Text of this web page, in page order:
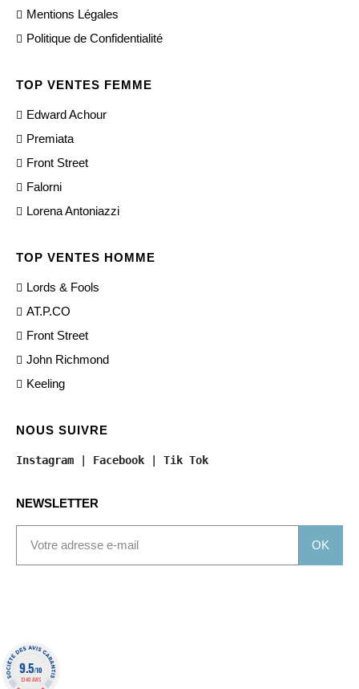
Mentions Légales
Politique de Confidentialité
TOP VENTES FEMME
Edward Achour
Premiata
Front Street
Falorni
Lorena Antoniazzi
TOP VENTES HOMME
Lords & Fools
AT.P.CO
Front Street
John Richmond
Keeling
NOUS SUIVRE
Instagram | Facebook | Tik Tok
NEWSLETTER
OK
9.5/10
1340 AVIS